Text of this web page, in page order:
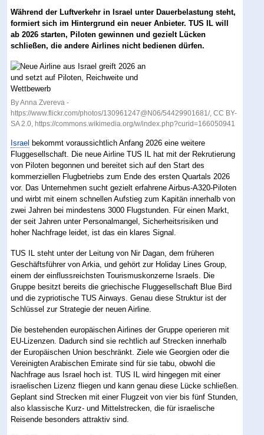
Während der Luftverkehr in Israel unter Dauerbelastung steht,
formiert sich im Hintergrund ein neuer Anbieter. TUS IL will
ab 2026 starten, Piloten gewinnen und gezielt Lücken
schließen, die andere Airlines nicht bedienen dürfen.
By Anna Zvereva -
https://www.flickr.com/photos/130961247@N06/54429901681/, CC BY-
SA 2.0, https://commons.wikimedia.org/w/index.php?curid=166050941
Israel bekommt voraussichtlich Anfang 2026 eine weitere
Fluggesellschaft. Die neue Airline TUS IL hat mit der Rekrutierung
von Piloten begonnen und bereitet sich auf den Start des
kommerziellen Flugbetriebs zum Ende des ersten Quartals 2026
vor. Das Unternehmen sucht gezielt erfahrene Airbus-A320-Piloten
und wirbt mit einem schnellen Aufstieg zum Kapitän innerhalb von
zwei Jahren bei mindestens 3000 Flugstunden. Für einen Markt,
der seit Jahren unter Personalmangel, Sicherheitsrisiken und
hoher Nachfrage leidet, ist das ein klares Signal.
TUS IL steht unter der Leitung von Nir Dagan, dem früheren
Geschäftsführer von Arkia, und gehört zur Holiday Lines Group,
einem der einflussreichsten Tourismuskonzerne Israels. Die
Gruppe besitzt bereits die griechische Fluggesellschaft Blue Bird
und die zypriotische TUS Airways. Genau diese Struktur ist der
Schlüssel zur Strategie der neuen Airline.
Die bestehenden europäischen Airlines der Gruppe operieren mit
EU-Lizenzen. Dadurch sind sie rechtlich auf Strecken innerhalb
der Europäischen Union beschränkt. Ziele wie Georgien oder die
Vereinigten Arabischen Emirate sind für sie tabu, obwohl die
Nachfrage aus Israel hoch ist. TUS IL wird hingegen mit einer
israelischen Lizenz fliegen und kann genau diese Lücke schließen.
Geplant sind Strecken mit einer Flugzeit von vier bis fünf Stunden,
also klassische Kurz- und Mittelstrecken, die für israelische
Reisende besonders attraktiv sind.